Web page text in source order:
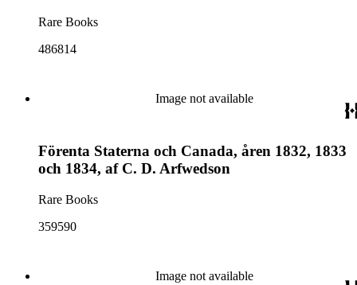
Rare Books
486814
Image not available
Förenta Staterna och Canada, åren 1832, 1833
och 1834, af C. D. Arfwedson
Rare Books
359590
Image not available